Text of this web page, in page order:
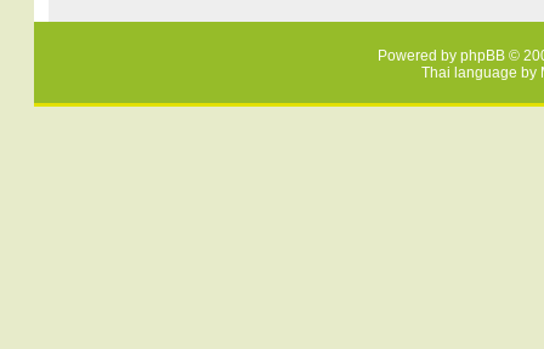
Powered by phpBB ©
Thai language by